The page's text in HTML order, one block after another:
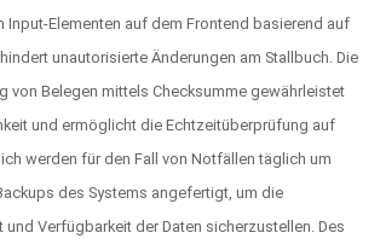
Input-Elementen auf dem Frontend basierend auf
unautorisierte Änderungen am Stallbuch. Die
von Belegen mittels Checksumme gewährleistet
und ermöglicht die Echtzeitüberprüfung auf
werden für den Fall von Notfällen täglich um
des Systems angefertigt, um die
und Verfügbarkeit der Daten sicherzustellen. Des